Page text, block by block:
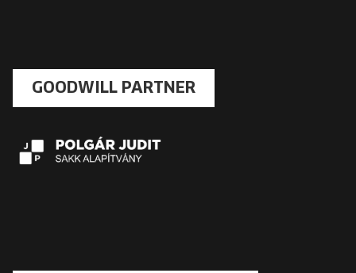
GOODWILL PARTNER